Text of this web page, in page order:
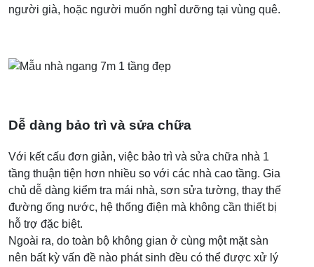
người già, hoặc người muốn nghỉ dưỡng tại vùng quê.
Dễ dàng bảo trì và sửa chữa
Với kết cấu đơn giản, việc bảo trì và sửa chữa nhà 1
tầng thuận tiện hơn nhiều so với các nhà cao tầng. Gia
chủ dễ dàng kiểm tra mái nhà, sơn sửa tường, thay thế
đường ống nước, hệ thống điện mà không cần thiết bị
hỗ trợ đặc biệt.
Ngoài ra, do toàn bộ không gian ở cùng một mặt sàn
nên bất kỳ vấn đề nào phát sinh đều có thể được xử lý